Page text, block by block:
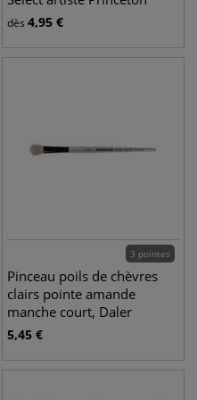
dès 4,95 €
3 pointes
Pinceau poils de chèvres
clairs pointe amande
manche court, Daler
Rowney
5,45 €